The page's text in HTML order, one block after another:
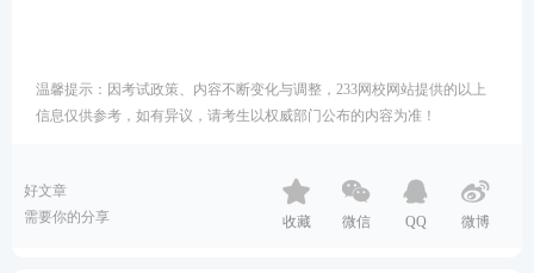
温馨提示：因考试政策、内容不断变化与调整，233网校网站提供的以上
信息仅供参考，如有异议，请考生以权威部门公布的内容为准！
好文章
需要你的分享
收藏 微信 QQ 微博